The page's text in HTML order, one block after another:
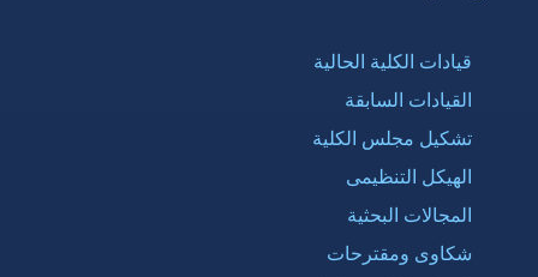
قيادات الكلية الحالية
القيادات السابقة
تشكيل مجلس الكلية
الهيكل التنظيمى
المجالات البحثية
شكاوى ومقترحات